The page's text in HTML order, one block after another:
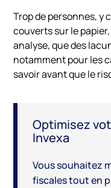
Trop de personnes, y
couverts sur le
analyse, que des
notamment pour les
savoir avant que le
Optimisez
Invexa
Vous souhaitez
fiscales tout en